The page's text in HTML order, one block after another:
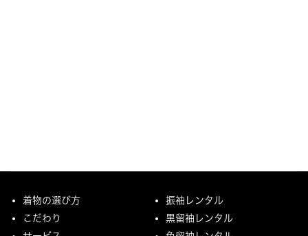
着物の選び方
こだわり
振袖レンタル
黒留袖レンタル